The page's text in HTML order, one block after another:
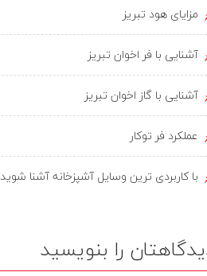
مزایای هود تبریز
آشنایی با فر اخوان تبریز
آشنایی با گاز اخوان تبریز
عملکرد فر توکار
با کاربردی ترین وسایل آشپزخانه آشنا شوید
را بنویسید